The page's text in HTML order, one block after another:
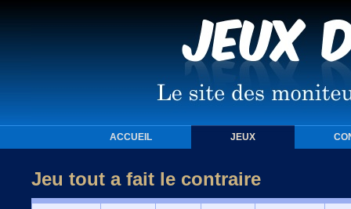
ACCUEIL JEUX
Jeu tout a fait le contraire